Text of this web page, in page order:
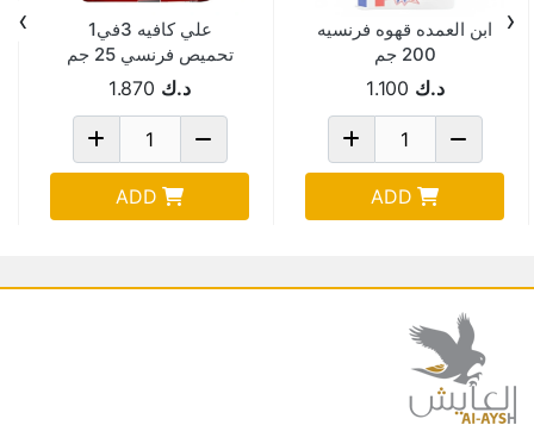
ابن العمده قهوه فرنسيه
200 جم
د.ك 1.100
ADD
علي كافيه 3في1
تحميص فرنسي 25 جم
كيسد.ك 1.870
ADD
‹
›